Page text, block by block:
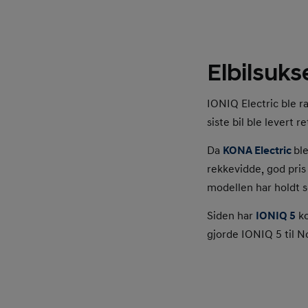
IONIQ Electric ble
siste bil ble levert
Da KONA Electric
rekkevidde, god
modellen har holdt
Siden har IONIQ 5
gjorde IONIQ 5 til